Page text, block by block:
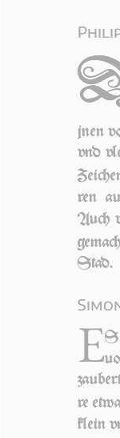
jnen
vnd
ren
Auch
Stad.
ES
re
klein